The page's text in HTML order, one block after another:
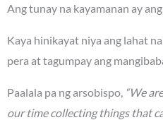
Ang tunay na kayamanan ay
Kaya hinikayat niya ang lahat
pera at tagumpay ang
Paalala pa ng arsobispo, “We
our time collecting things that